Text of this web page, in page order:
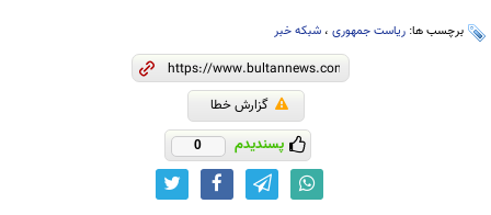
برچسب ها: ریاست جمهوری ، شبکه خبر
گزارش خطا
پسندیدم 0